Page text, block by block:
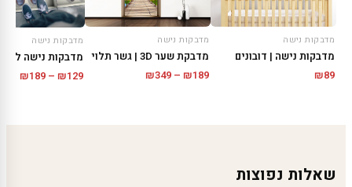
מדבקות נישה
מדבקות נישה | דובונים
₪89
מדבקות נישה
מדבקת שער 3D | גשר תלוי
₪189
–
₪349
מדבקות נישה
₪129
–
₪189
שאלות נפוצות